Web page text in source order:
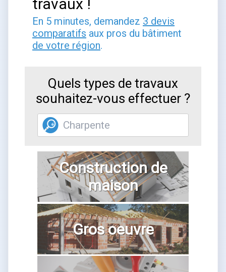
travaux !
En 5 minutes, demandez 3 devis
comparatifs aux pros du bâtiment
de votre région.
Quels types de travaux
souhaitez-vous effectuer ?
Construction de
maison
Gros oeuvre